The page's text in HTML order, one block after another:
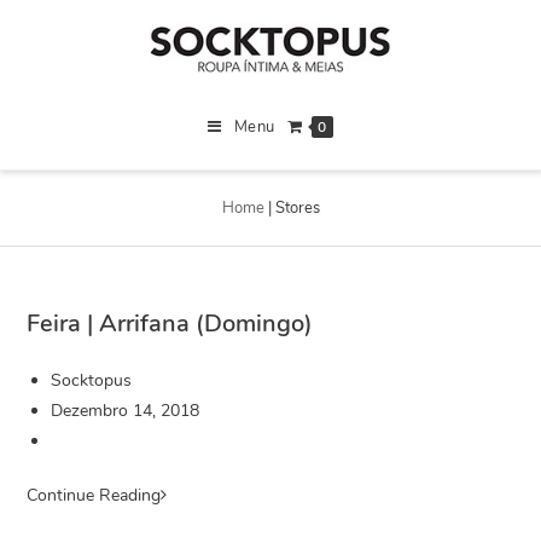
0
Menu
Home|Stores
Feira | Arrifana (Domingo)
Socktopus
Dezembro 14, 2018
Continue Reading